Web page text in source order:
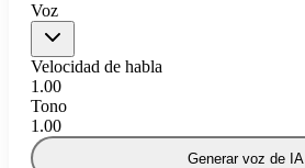
Voz
Velocidad de habla
1.00
Tono
1.00
Generar voz de IA